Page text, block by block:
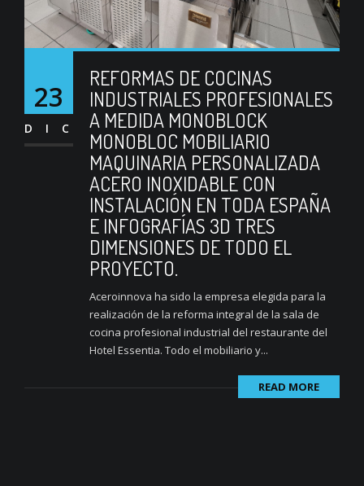
23
DIC
REFORMAS DE COCINAS
INDUSTRIALES PROFESIONALES
A MEDIDA MONOBLOCK
MONOBLOC MOBILIARIO
MAQUINARIA PERSONALIZADA
ACERO INOXIDABLE CON
INSTALACIÓN EN TODA ESPAÑA
E INFOGRAFÍAS 3D TRES
DIMENSIONES DE TODO EL
PROYECTO.
Aceroinnova ha sido la empresa elegida para la
realización de la reforma integral de la sala de
cocina profesional industrial del restaurante del
Hotel Essentia. Todo el mobiliario y...
READ MORE